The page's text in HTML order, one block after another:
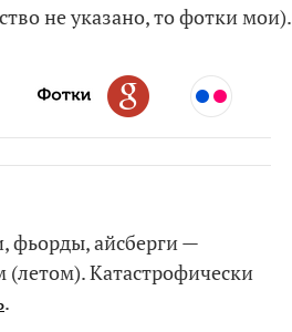
не указано, то фотки мои).
фьорды, айсберги —
(летом). Катастрофически
.